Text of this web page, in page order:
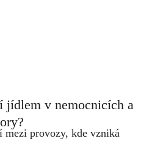
jídlem v nemocnicích a
mezi provozy, kde vzniká